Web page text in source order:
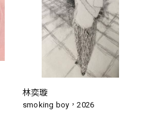
林奕璇
smoking boy，2026